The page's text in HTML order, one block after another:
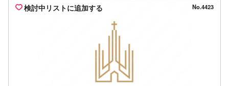
検討中リストに追加する No.4423